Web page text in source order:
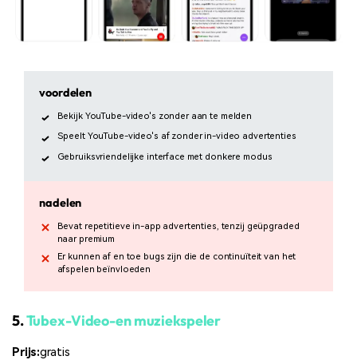
voordelen
Bekijk YouTube-video's zonder aan te melden
Speelt YouTube-video's af zonder in-video advertenties
Gebruiksvriendelijke interface met donkere modus
nadelen
Bevat repetitieve in-app advertenties, tenzij geüpgraded
naar premium
Er kunnen af en toe bugs zijn die de continuïteit van het
afspelen beïnvloeden
5.Tubex-Video-en muziekspeler
Prijs:gratis